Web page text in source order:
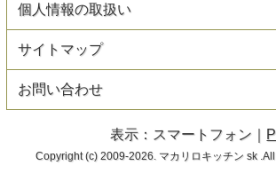
個人情報の取扱い
サイトマップ
お問い合わせ
表示：スマートフォン｜
Copyright (c) 2009-2026. マカリロキッチン sk